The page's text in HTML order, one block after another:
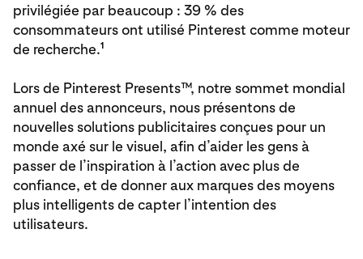
privilégiée par beaucoup : 39 % des
consommateurs ont utilisé Pinterest comme moteur
de recherche.1
Lors de Pinterest Presents™, notre sommet mondial
annuel des annonceurs, nous présentons de
nouvelles solutions publicitaires conçues pour un
monde axé sur le visuel, afin d’aider les gens à
passer de l’inspiration à l’action avec plus de
confiance, et de donner aux marques des moyens
plus intelligents de capter l’intention des
utilisateurs.